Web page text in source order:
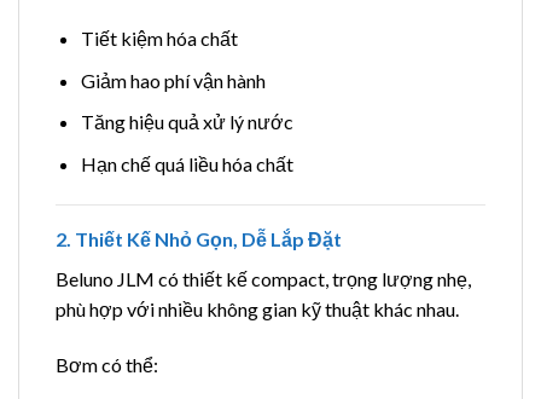
Tiết kiệm hóa chất
Giảm hao phí vận hành
Tăng hiệu quả xử lý nước
Hạn chế quá liều hóa chất
2. Thiết Kế Nhỏ Gọn, Dễ Lắp Đặt
Beluno JLM có thiết kế compact, trọng lượng nhẹ,
phù hợp với nhiều không gian kỹ thuật khác nhau.
Bơm có thể: